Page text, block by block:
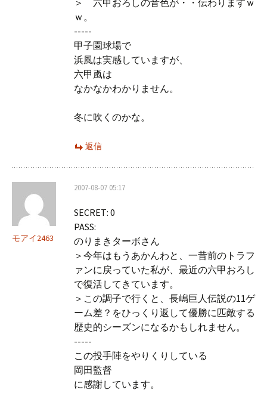
＞ 六甲おろしの音色が・・伝わりますｗ
ｗ。
-----
甲子園球場で
浜風は実感していますが、
六甲颪は
なかなかわかりません。
冬に吹くのかな。
返信
モアイ2463
2007-08-07 05:17
SECRET: 0
PASS:
のりまきターボさん
＞今年はもうあかんわと、一昔前のトラフ
ァンに戻っていた私が、最近の六甲おろし
で復活してきています。
＞この調子で行くと、長嶋巨人伝説の11ゲ
ーム差？をひっくり返して優勝に匹敵する
歴史的シーズンになるかもしれません。
-----
この投手陣をやりくりしている
岡田監督
に感謝しています。